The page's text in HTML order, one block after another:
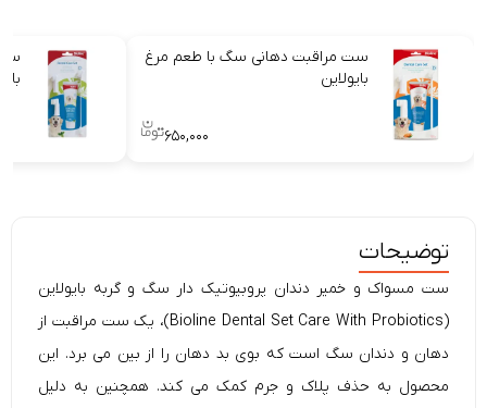
ست مراقبت دهانی سگ با طعم مرغ
بایولاین
۶۵۰,۰۰۰
توضیحات
ست مسواک و خمیر دندان پروبیوتیک دار سگ و گربه بایولاین
(Bioline Dental Set Care With Probiotics)، یک ست مراقبت از
دهان و دندان سگ است که بوی بد دهان را از بین می برد. این
محصول به حذف پلاک و جرم کمک می کند. همچنین به دلیل